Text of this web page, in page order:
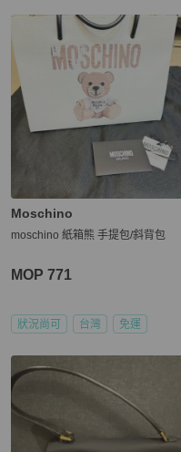
Moschino
moschino 紙箱熊 手提包/斜背包
MOP 771
狀況尚可 台灣 免運